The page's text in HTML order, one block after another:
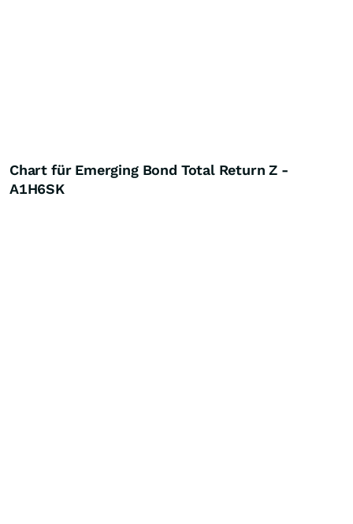
Chart für Emerging Bond Total Return Z -
A1H6SK